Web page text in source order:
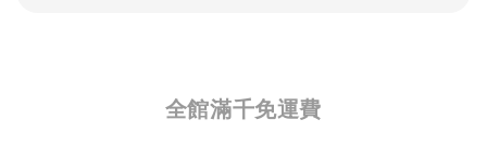
全館滿千免運費